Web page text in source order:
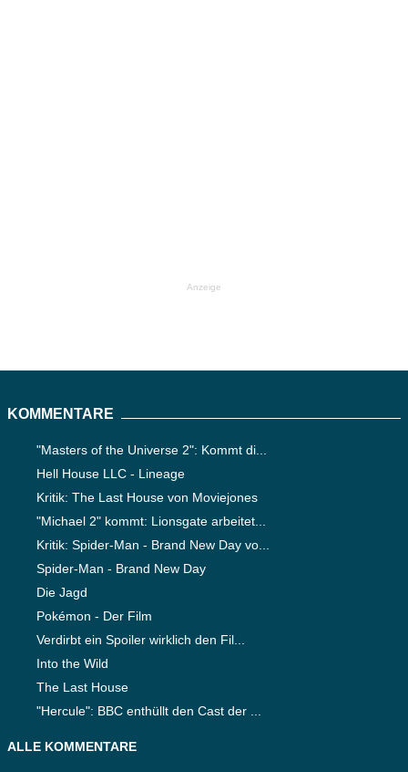
Anzeige
KOMMENTARE
"Masters of the Universe 2": Kommt di...
Hell House LLC - Lineage
Kritik: The Last House von Moviejones
"Michael 2" kommt: Lionsgate arbeitet...
Kritik: Spider-Man - Brand New Day vo...
Spider-Man - Brand New Day
Die Jagd
Pokémon - Der Film
Verdirbt ein Spoiler wirklich den Fil...
Into the Wild
The Last House
"Hercule": BBC enthüllt den Cast der ...
ALLE KOMMENTARE